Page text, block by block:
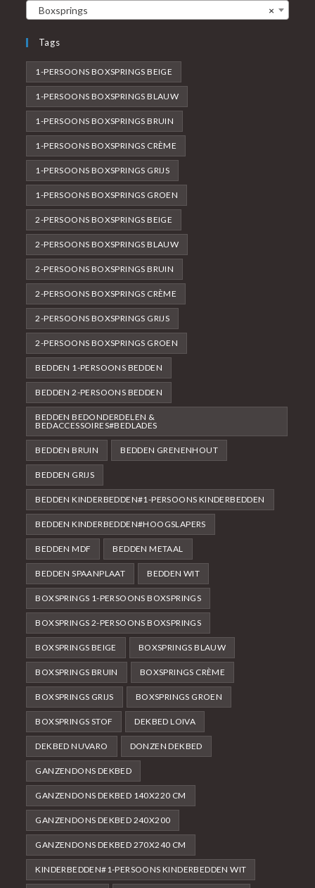
×
Boxsprings
Tags
1-PERSOONS BOXSPRINGS BEIGE
1-PERSOONS BOXSPRINGS BLAUW
1-PERSOONS BOXSPRINGS BRUIN
1-PERSOONS BOXSPRINGS CRÈME
1-PERSOONS BOXSPRINGS GRIJS
1-PERSOONS BOXSPRINGS GROEN
2-PERSOONS BOXSPRINGS BEIGE
2-PERSOONS BOXSPRINGS BLAUW
2-PERSOONS BOXSPRINGS BRUIN
2-PERSOONS BOXSPRINGS CRÈME
2-PERSOONS BOXSPRINGS GRIJS
2-PERSOONS BOXSPRINGS GROEN
BEDDEN 1-PERSOONS BEDDEN
BEDDEN 2-PERSOONS BEDDEN
BEDDEN BEDONDERDELEN &
BEDACCESSOIRES#BEDLADES
BEDDEN BRUIN BEDDEN GRENENHOUT
BEDDEN GRIJS
BEDDEN KINDERBEDDEN#1-PERSOONS KINDERBEDDEN
BEDDEN KINDERBEDDEN#HOOGSLAPERS
BEDDEN MDF BEDDEN METAAL
BEDDEN SPAANPLAAT BEDDEN WIT
BOXSPRINGS 1-PERSOONS BOXSPRINGS
BOXSPRINGS 2-PERSOONS BOXSPRINGS
BOXSPRINGS BEIGE BOXSPRINGS BLAUW
BOXSPRINGS BRUIN BOXSPRINGS CRÈME
BOXSPRINGS GRIJS BOXSPRINGS GROEN
BOXSPRINGS STOF DEKBED LOIVA
DEKBED NUVARO DONZEN DEKBED
GANZENDONS DEKBED
GANZENDONS DEKBED 140X220 CM
GANZENDONS DEKBED 240X200
GANZENDONS DEKBED 270X240 CM
KINDERBEDDEN#1-PERSOONS KINDERBEDDEN WIT